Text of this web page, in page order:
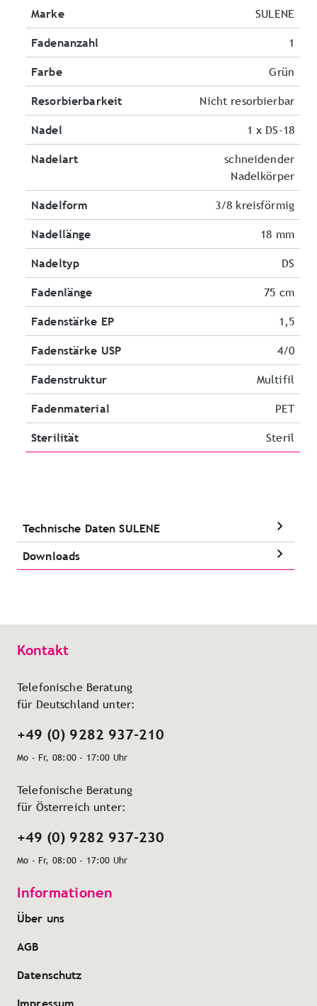
Marke SULENE
Fadenanzahl 1
Farbe Grün
Resorbierbarkeit Nicht resorbierbar
Nadel 1 x DS-18
Nadelart
schneidender
Nadelkörper
Nadelform 3/8 kreisförmig
Nadellänge 18 mm
Nadeltyp DS
Fadenlänge 75 cm
Fadenstärke EP 1,5
Fadenstärke USP 4/0
Fadenstruktur Multifil
Fadenmaterial PET
Sterilität Steril
Technische Daten SULENE
Downloads
Kontakt
Telefonische Beratung
für Deutschland unter:
+49 (0) 9282 937-210
Mo - Fr, 08:00 - 17:00 Uhr
Telefonische Beratung
für Österreich unter:
+49 (0) 9282 937-230
Mo - Fr, 08:00 - 17:00 Uhr
Informationen
Über uns
AGB
Datenschutz